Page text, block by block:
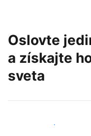
Oslovte
a získajte
sveta
Osloviť nových hostí